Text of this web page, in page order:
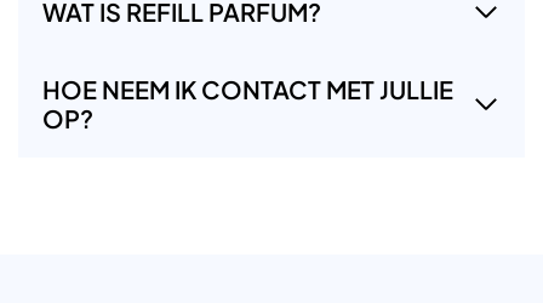
WAT IS REFILL PARFUM?
HOE NEEM IK CONTACT MET JULLIE
OP?